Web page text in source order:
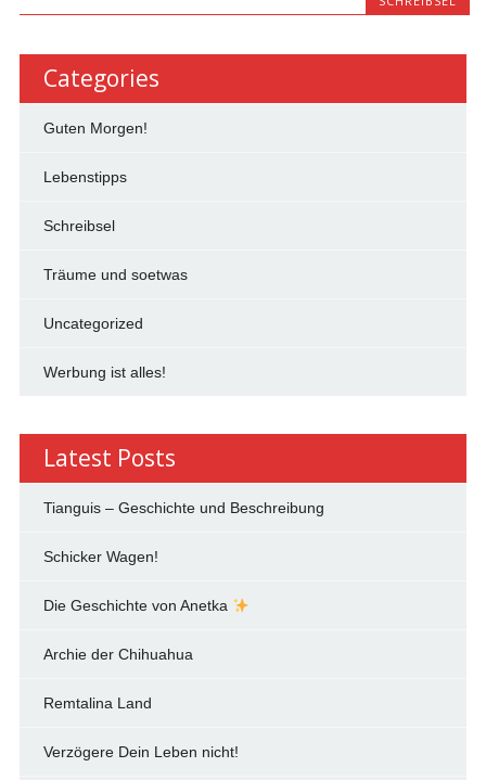
Categories
Guten Morgen!
Lebenstipps
Schreibsel
Träume und soetwas
Uncategorized
Werbung ist alles!
Latest Posts
Tianguis – Geschichte und Beschreibung
Schicker Wagen!
Die Geschichte von Anetka
Archie der Chihuahua
Remtalina Land
Verzögere Dein Leben nicht!